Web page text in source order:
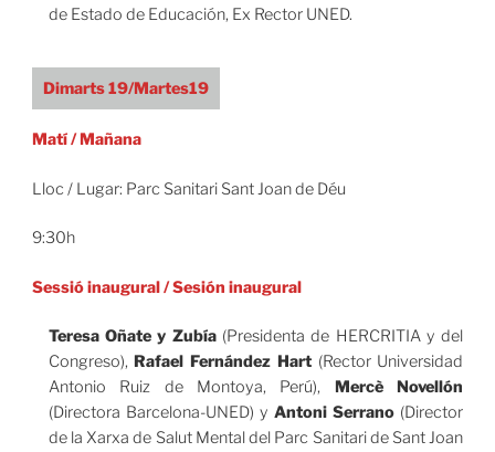
de Estado de Educación, Ex Rector UNED.
Dimarts 19/Martes19
Matí / Mañana
Lloc / Lugar: Parc Sanitari Sant Joan de Déu
9:30h
Sessió inaugural/Sesión inaugural
Teresa Oñate y Zubía(Presidenta de HERCRITIA y del
Congreso), Rafael Fernández Hart(Rector Universidad
Antonio Ruiz de Montoya, Perú), Mercè Novellón
(Directora Barcelona-UNED) yAntoni Serrano (Director
de la Xarxa de Salut Mental del Parc Sanitari de Sant Joan